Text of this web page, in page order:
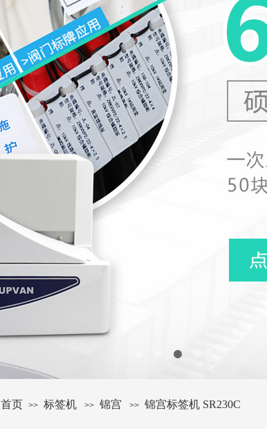
首页 >> 标签机 >> 锦宫 >> 锦宫标签机 SR230C